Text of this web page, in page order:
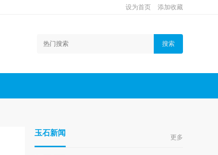
设为首页 添加收藏
搜索
玉石新闻 更多